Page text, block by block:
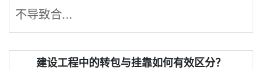
不导致合...
建设工程中的转包与挂靠如何有效区分？